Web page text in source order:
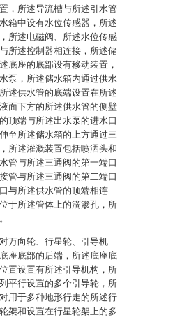
，所述导流槽与所述引水管
箱中设有水位传感器，所述
所述电磁阀、所述水位传感
所述控制器相连接，所述储
底座的底部设有移动装置，
泵，所述储水箱内通过供水
述供水管的底端设置在所述
面下方的所述供水管的侧壁
顶端与所述出水泵的进水口
至所述储水箱的上方通过三
所述灌溉装置包括喷洒头和
管与所述三通阀的第一端口
管与所述三通阀的第二端口
与所述供水管的顶端相连
于所述管体上的滴渗孔，所
万向轮、行星轮、引导机
座底部的后端，所述底座底
置设置有所述引导机构，所
平行设置的多个引导轮，所
用于多种地形行走的所述行
架和设置在行星轮架上的多